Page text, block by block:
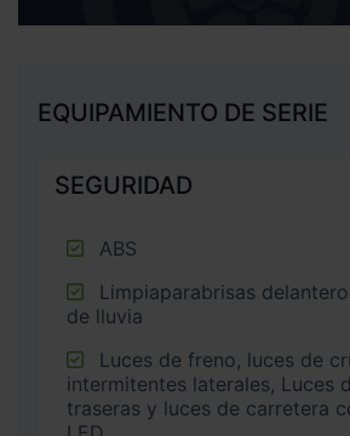
EQUIPAMIENTO DE SERIE
SEGURIDAD
ABS
de lluvia
intermitentes laterales, Luces
traseras y luces de carretera